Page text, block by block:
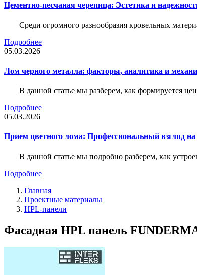
Цементно-песчаная черепица: Эстетика и
Среди огромного разнообразия кровельных
Подробнее
05.03.2026
Лом черного металла: факторы, аналитика и
В данной статье мы разберем, как формируется
Подробнее
05.03.2026
Прием цветного лома: Профессиональный взгляд
В данной статье мы подробно разберем, как
Подробнее
Главная
Проектные материалы
HPL-панели
Фасадная HPL панель